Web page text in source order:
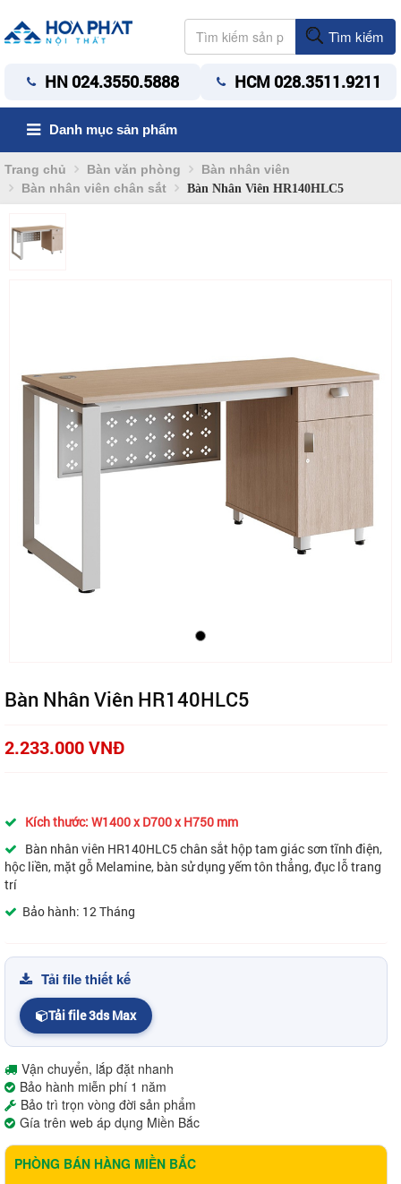
Tìm kiếm
HN 024.3550.5888 HCM 028.3511.9211
Danh mục sản phẩm
Trang chủ Bàn văn phòng
Bàn nhân viên
Bàn nhân viên chân sắt
Bàn Nhân Viên HR140HLC5
Bàn Nhân Viên HR140HLC5
2.233.000 VNĐ
Kích thước: W1400 x D700 x H750 mm
Bàn nhân viên HR140HLC5 chân sắt hộp tam giác sơn tĩnh điện,
hộc liền, mặt gỗ Melamine, bàn sử dụng yếm tôn thẳng, đục lỗ trang
trí
Bảo hành: 12 Tháng
Tải file thiết kế
Tải file 3ds Max
Vận chuyển, lắp đặt nhanh
Bảo hành miễn phí 1 năm
Bảo trì trọn vòng đời sản phẩm
Gía trên web áp dụng Miền Bắc
PHÒNG BÁN HÀNG MIỀN BẮC